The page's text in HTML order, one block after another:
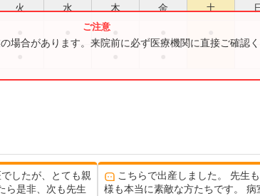
火 水 木 金 土
場合があります。来院前に必ず医療機関に直接ご確認く
したが、とても親
ら是非、次も先生
こちらで出産しました。 先生
様も本当に素敵な方たちです。 病